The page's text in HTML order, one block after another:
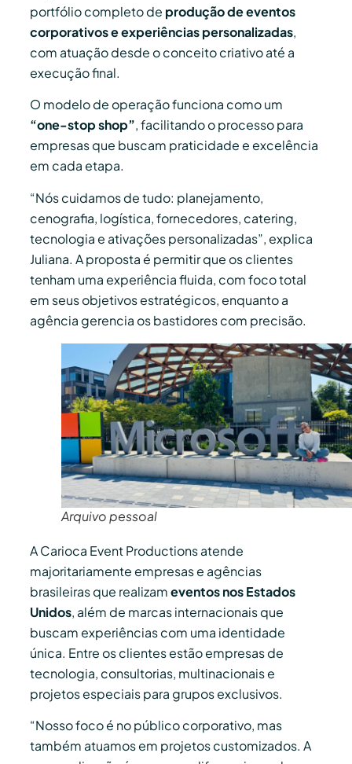
portfólio completo de produção de eventos
corporativos e experiências personalizadas,
com atuação desde o conceito criativo até a
execução final.
O modelo de operação funciona como um
“one-stop shop”, facilitando o processo para
empresas que buscam praticidade e excelência
em cada etapa.
“Nós cuidamos de tudo: planejamento,
cenografia, logística, fornecedores, catering,
tecnologia e ativações personalizadas”, explica
Juliana. A proposta é permitir que os clientes
tenham uma experiência fluida, com foco total
em seus objetivos estratégicos, enquanto a
agência gerencia os bastidores com precisão.
Arquivo pessoal
A Carioca Event Productions atende
majoritariamente empresas e agências
brasileiras que realizameventos nos Estados
Unidos, além de marcas internacionais que
buscam experiências com uma identidade
única. Entre os clientes estão empresas de
tecnologia, consultorias, multinacionais e
projetos especiais para grupos exclusivos.
“Nosso foco é no público corporativo, mas
também atuamos em projetos customizados. A